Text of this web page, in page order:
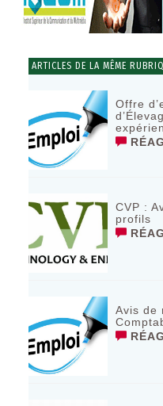
ARTICLES DE LA MÊME
Offre
CVP :
profils
Avis de